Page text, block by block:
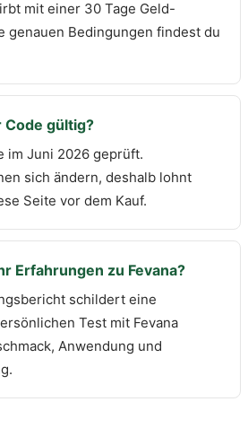
mit einer 30 Tage Geld-
genauen Bedingungen findest du
Code gültig?
im Juni 2026 geprüft.
sich ändern, deshalb lohnt
Seite vor dem Kauf.
Erfahrungen zu Fevana?
schildert eine
Test mit Fevana
Anwendung und